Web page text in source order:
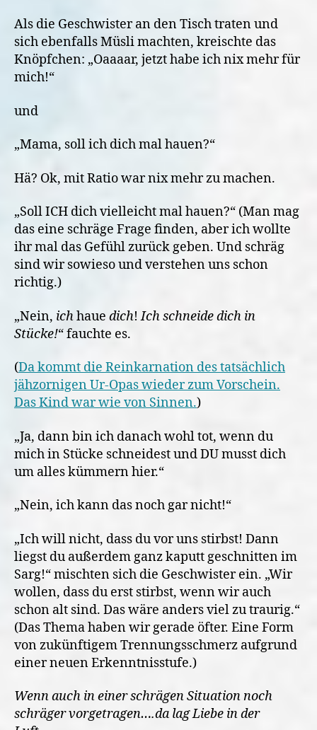
Als die Geschwister an den Tisch traten und
sich ebenfalls Müsli machten, kreischte das
Knöpfchen: „Oaaaar, jetzt habe ich nix mehr für
mich!“
und
„Mama, soll ich dich mal hauen?“
Hä? Ok, mit Ratio war nix mehr zu machen.
„Soll ICH dich vielleicht mal hauen?“ (Man mag
das eine schräge Frage finden, aber ich wollte
ihr mal das Gefühl zurück geben. Und schräg
sind wir sowieso und verstehen uns schon
richtig.)
„Nein, ichhaue dich!Ich schneide dich in
Stücke!“ fauchte es.
(Da kommt die Reinkarnation des tatsächlich
jähzornigen Ur-Opas wieder zum Vorschein.
Das Kind war wie von Sinnen.)
„Ja, dann bin ich danach wohl tot, wenn du
mich in Stücke schneidest und DU musst dich
um alles kümmern hier.“
„Nein, ich kann das noch gar nicht!“
„Ich will nicht, dass du vor uns stirbst! Dann
liegst du außerdem ganz kaputt geschnitten im
Sarg!“ mischten sich die Geschwister ein. „Wir
wollen, dass du erst stirbst, wenn wir auch
schon alt sind. Das wäre anders viel zu traurig.“
(Das Thema haben wir gerade öfter. Eine Form
von zukünftigem Trennungsschmerz aufgrund
einer neuen Erkenntnisstufe.)
Wenn auch in einer schrägen Situation noch
schräger vorgetragen….da lag Liebe in der